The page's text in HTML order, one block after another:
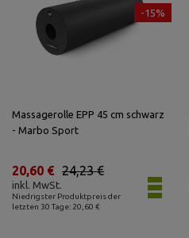
-15%
Massagerolle EPP 45 cm schwarz
- Marbo Sport
Niedrigster Produktpreis der
letzten 30 Tage: 20,60 €
24,23 €
20,60 €
inkl. MwSt.